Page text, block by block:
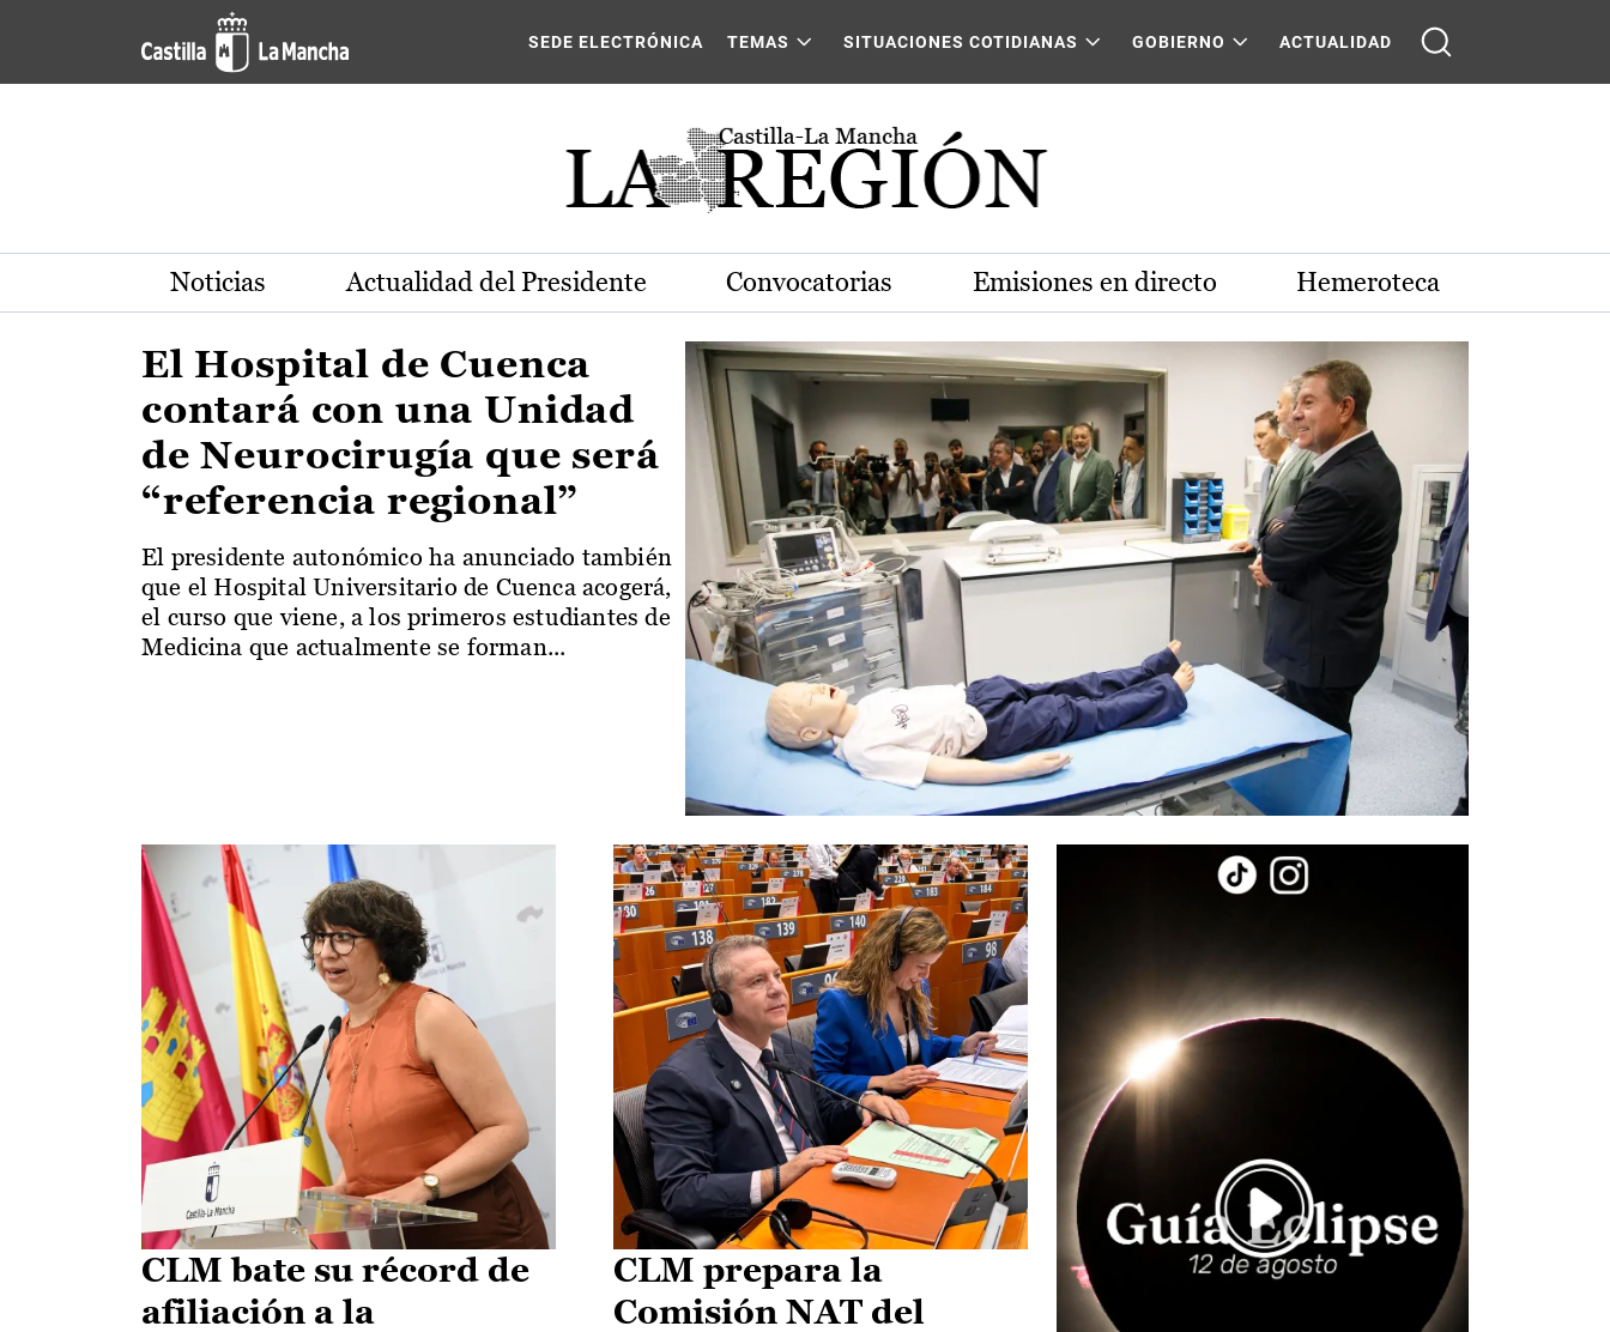
Pasar al contenido principal
Actualidad de la región de Castilla-La Mancha
SEDE ELECTRÓNICA TEMAS SITUACIONES COTIDIANAS GOBIERNO ACTUALIDAD
Noticias Actualidad del Presidente Convocatorias Emisiones en directo Hemeroteca
El Hospital de Cuenca
contará con una Unidad
de Neurocirugía que será
“referencia regional”
El presidente autonómico ha anunciado también
que el Hospital Universitario de Cuenca acogerá,
el curso que viene, a los primeros estudiantes de
Medicina que actualmente se forman...
CLM bate su récord de
afiliación a la
CLM prepara la
Comisión NAT del